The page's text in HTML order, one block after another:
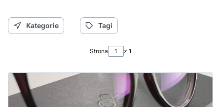
Kategorie Tagi
Strona z 1